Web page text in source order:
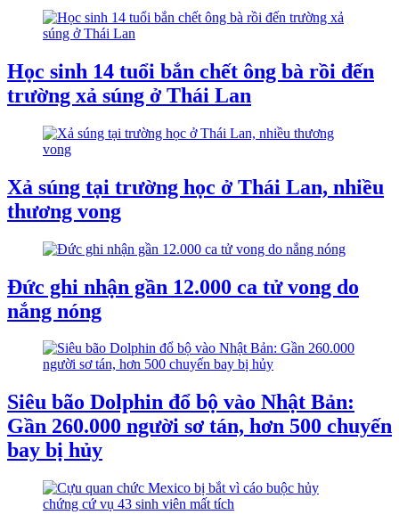
Học sinh 14 tuổi bắn chết ông bà rồi đến
trường xả súng ở Thái Lan
Xả súng tại trường học ở Thái Lan, nhiều
thương vong
Đức ghi nhận gần 12.000 ca tử vong do
nắng nóng
Siêu bão Dolphin đổ bộ vào Nhật Bản:
Gần 260.000 người sơ tán, hơn 500 chuyến
bay bị hủy